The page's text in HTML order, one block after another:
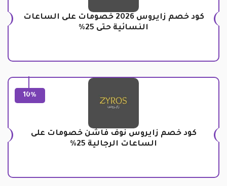
كود خصم زايروس 2026 خصومات على الساعات
النسائية حتى 25%
10%
كود خصم زايروس نوف فاشن خصومات على
الساعات الرجالية 25%